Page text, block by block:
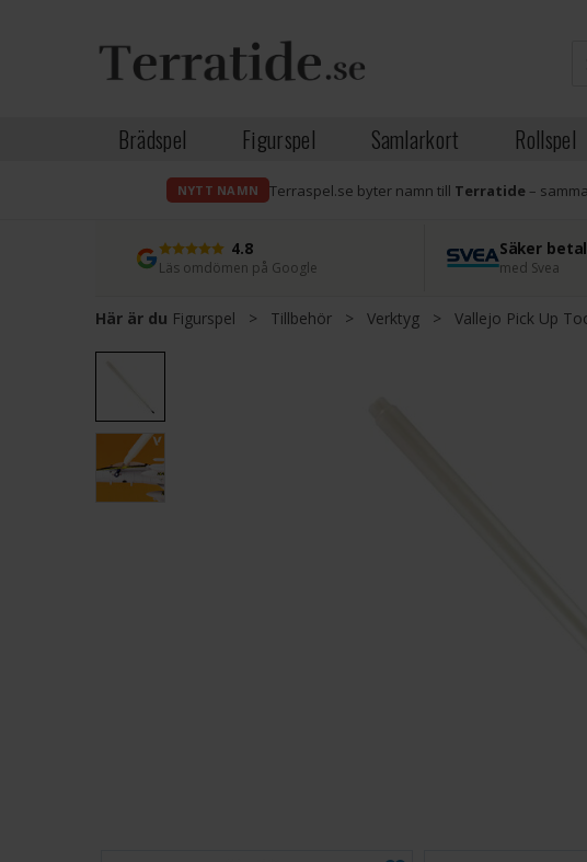
Brädspel Figurspel Samlarkort Rollspel
NYTT NAMN Terraspel.se byter namn till Terratide–
4.8
Läs omdömen på Google
Säker
med Svea
Här är du Figurspel > Tillbehör > Verktyg > Vallejo Pick Up